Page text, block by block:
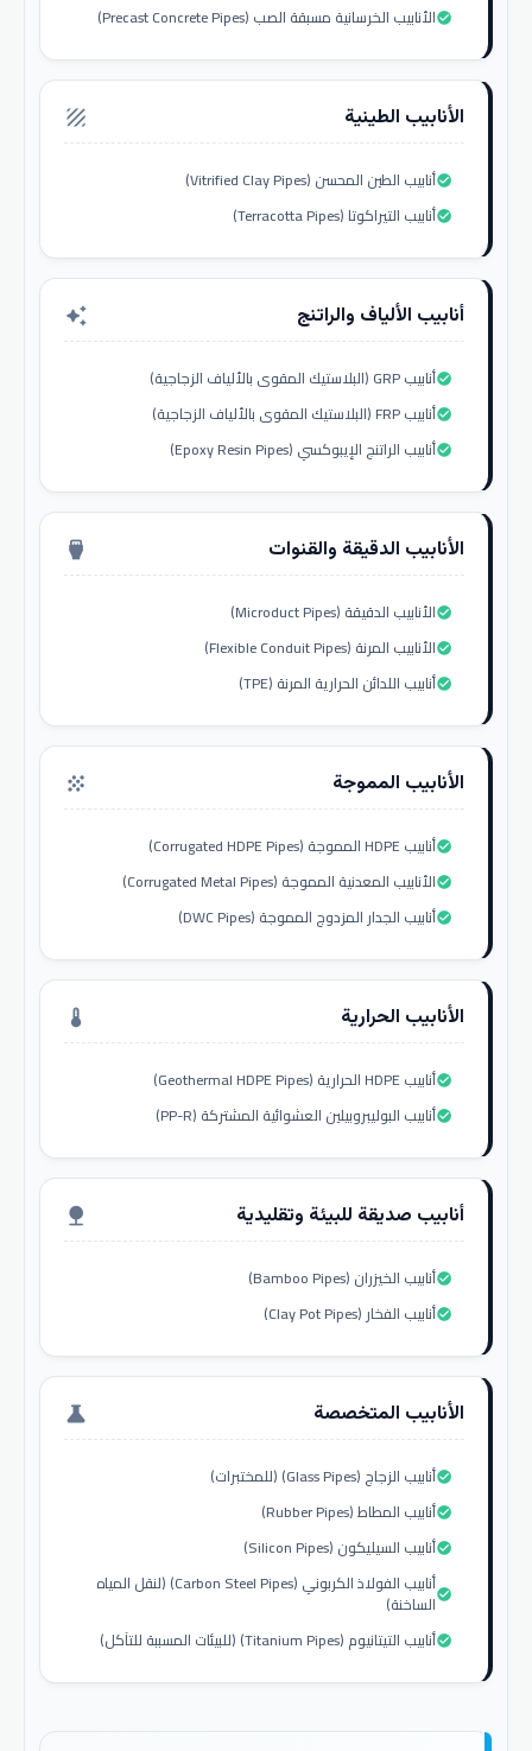
الأنابيب الخرسانية مسبقة الصب (Precast Concrete Pipes)check_circle
الأنابيب الطينية texture
أنابيب الطين المحسن (Vitrified Clay Pipes)check_circle
أنابيب التيراكوتا (Terracotta Pipes)check_circle
أنابيب الألياف والراتنج auto_awesome
أنابيب GRP (البلاستيك المقوى بالألياف الزجاجية)check_circle
أنابيب FRP (البلاستيك المقوى بالألياف الزجاجية)check_circle
أنابيب الراتنج الإيبوكسي (Epoxy Resin Pipes)check_circle
الأنابيب الدقيقة والقنوات settings_input_hdmi
الأنابيب الدقيقة (Microduct Pipes)check_circle
الأنابيب المرنة (Flexible Conduit Pipes)check_circle
أنابيب اللدائن الحرارية المرنة (TPE)check_circle
الأنابيب المموجة grain
أنابيب HDPE المموجة (Corrugated HDPE Pipes)check_circle
الأنابيب المعدنية المموجة (Corrugated Metal Pipes)check_circle
أنابيب الجدار المزدوج المموجة (DWC Pipes)check_circle
الأنابيب الحرارية thermostat
أنابيب HDPE الحرارية (Geothermal HDPE Pipes)check_circle
أنابيب البوليبروبيلين العشوائية المشتركة (PP-R)check_circle
أنابيب صديقة للبيئة وتقليدية nature
أنابيب الخيزران (Bamboo Pipes)check_circle
أنابيب الفخار (Clay Pot Pipes)check_circle
الأنابيب المتخصصة science
أنابيب الزجاج (Glass Pipes) (للمختبرات)check_circle
أنابيب المطاط (Rubber Pipes)check_circle
أنابيب السيليكون (Silicon Pipes)check_circle
أنابيب الفولاذ الكربوني (Carbon Steel Pipes) (لنقل المياه
الساخنة)check_circle
أنابيب التيتانيوم (Titanium Pipes) (للبيئات المسببة للتآكل)check_circle